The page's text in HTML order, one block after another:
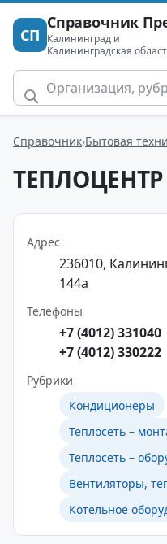
СП
Справочник
Калининград и
Калининградская
Справочник Бытовая
Адрес
236010,
144а
Телефоны
+7 (4012) 331040
+7 (4012) 330222
Рубрики
Кондиционеры
Теплосеть –
Теплосеть –
Вентиляторы,
Котельное